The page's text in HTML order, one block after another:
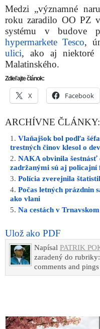
Počas letných prázdnin
ako vlani
Na cestách v
Ulož ako PDF
zaradený do rubriky:
comments and